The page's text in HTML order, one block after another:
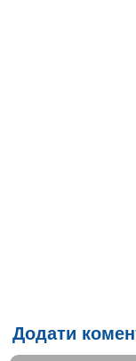
Додати